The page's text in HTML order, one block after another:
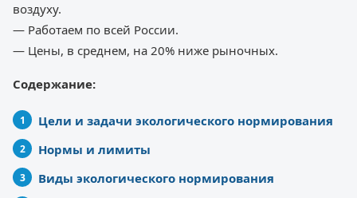
воздуху.
— Работаем по всей России.
— Цены, в среднем, на 20% ниже рыночных.
Содержание:
Цели и задачи экологического нормирования
Нормы и лимиты
Виды экологического нормирования